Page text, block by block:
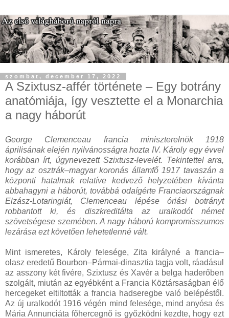
szombat, december 17, 2022
A Szixtusz-affér története – Egy botrány
anatómiája, így vesztette el a Monarchia
a nagy háborút
George Clemenceau francia miniszterelnök 1918
áprilisának elején nyilvánosságra hozta IV. Károly egy évvel
korábban írt, úgynevezett Szixtusz-levelét. Tekintettel arra,
hogy az osztrák–magyar koronás államfő 1917 tavaszán a
központi hatalmak relatíve kedvező helyzetében kívánta
abbahagyni a háborút, továbbá odaígérte Franciaországnak
Elzász-Lotaringiát, Clemenceau lépése óriási botrányt
robbantott ki, és diszkreditálta az uralkodót német
szövetségese szemében. A nagy háború kompromisszumos
lezárása ezt követően lehetetlenné vált.
Mint ismeretes, Károly felesége, Zita királyné a francia–
olasz eredetű Bourbon–Pármai-dinasztia tagja volt, ráadásul
az asszony két fivére, Szixtusz és Xavér a belga haderőben
szolgált, miután az egyébként a Francia Köztársaságban élő
hercegeket eltiltották a francia hadseregbe való belépéstől.
Az új uralkodót 1916 végén mind felesége, mind anyósa és
Mária Annunciáta főhercegnő is győzködni kezdte, hogy ezt